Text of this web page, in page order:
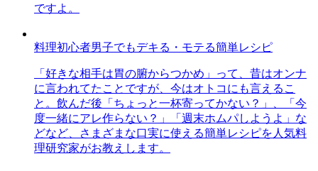
ですよ。
料理初心者男子でもデキる・モテる簡単レシピ
「好きな相手は胃の腑からつかめ」って、昔はオンナ
に言われてたことですが、今はオトコにも言えるこ
と。飲んだ後「ちょっと一杯寄ってかない？」、「今
度一緒にアレ作らない？」「週末ホムパしようよ」な
どなど、さまざまな口実に使える簡単レシピを人気料
理研究家がお教えします。